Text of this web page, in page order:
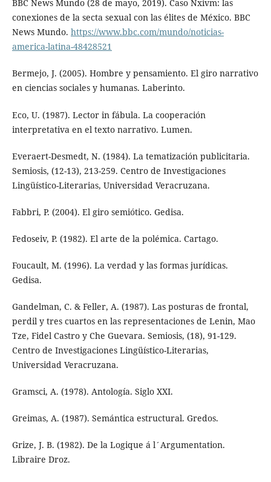
BBC News Mundo (28 de mayo, 2019). Caso Nxivm: las
conexiones de la secta sexual con las élites de México. BBC
News Mundo. https://www.bbc.com/mundo/noticias-
america-latina-48428521
Bermejo, J. (2005). Hombre y pensamiento. El giro narrativo
en ciencias sociales y humanas. Laberinto.
Eco, U. (1987). Lector in fábula. La cooperación
interpretativa en el texto narrativo. Lumen.
Everaert-Desmedt, N. (1984). La tematización publicitaria.
Semiosis, (12-13), 213-259. Centro de Investigaciones
Lingüístico-Literarias, Universidad Veracruzana.
Fabbri, P. (2004). El giro semiótico. Gedisa.
Fedoseiv, P. (1982). El arte de la polémica. Cartago.
Foucault, M. (1996). La verdad y las formas jurídicas.
Gedisa.
Gandelman, C. & Feller, A. (1987). Las posturas de frontal,
perdil y tres cuartos en las representaciones de Lenin, Mao
Tze, Fidel Castro y Che Guevara. Semiosis, (18), 91-129.
Centro de Investigaciones Lingüístico-Literarias,
Universidad Veracruzana.
Gramsci, A. (1978). Antología. Siglo XXI.
Greimas, A. (1987). Semántica estructural. Gredos.
Grize, J. B. (1982). De la Logique á l´Argumentation.
Libraire Droz.